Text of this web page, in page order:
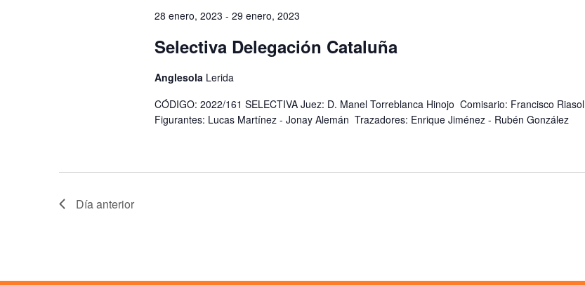
28 enero, 2023 - 29 enero, 2023
Selectiva Delegación Cataluña
Anglesola Lerida
CÓDIGO: 2022/161 SELECTIVA Juez: D. Manel Torreblanca Hinojo Comisario: Francisco Riasol
Figurantes: Lucas Martínez - Jonay Alemán Trazadores: Enrique Jiménez - Rubén González
Día anterior